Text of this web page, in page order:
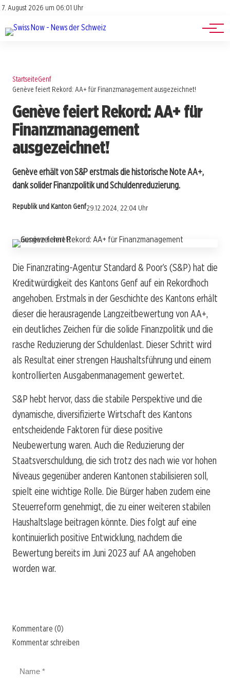
7. August 2026 um 06:01 Uhr
Impressum
Jobs
Events
StartseiteGenf
Genève feiert Rekord: AA+ für Finanzmanagement ausgezeichnet!
Genève feiert Rekord: AA+ für
Finanzmanagement
ausgezeichnet!
Genève erhält von S&P erstmals die historische Note AA+,
dank solider Finanzpolitik und Schuldenreduzierung.
Republik und Kanton Genf29.12.2024, 22:04 Uhr
Die Finanzrating-Agentur Standard & Poor’s (S&P) hat die
Kreditwürdigkeit des Kantons Genf auf ein Rekordhoch
angehoben. Erstmals in der Geschichte des Kantons erhält
dieser die herausragende Langzeitbewertung von AA+,
ein deutliches Zeichen für die solide Finanzpolitik und die
rasche Reduzierung der Schuldenlast. Dieser Schritt wird
als Resultat einer strengen Haushaltsführung und einem
kontrollierten Ausgabenmanagement gewertet.
S&P hebt hervor, dass die stabile Perspektive und die
dynamische, diversifizierte Wirtschaft des Kantons
entscheidende Faktoren für diese positive
Neubewertung waren. Auch die Reduzierung der
Staatsverschuldung, die sich trotz des nach wie vor hohen
Niveaus gegenüber anderen Kantonen stabilisieren soll,
spielt eine wichtige Rolle. Die Bürger haben zudem eine
Steuerreform genehmigt, die zu einer weiteren stabilen
Haushaltslage beitragen könnte. Dies folgt auf eine
kontinuierlich positive Entwicklung, nachdem die
Bewertung bereits im Juni 2023 auf AA angehoben
worden war.
Kommentare (0)
Kommentar schreiben